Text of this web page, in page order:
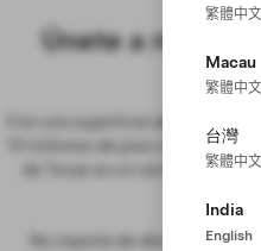
繁體中文
Macau
繁體中文
台灣
繁體中文
India
English
Únete a
Con una superficie de 2500
10 millones de pies cuadrados
de Texas es un centro de
No importa de dónde vengas,